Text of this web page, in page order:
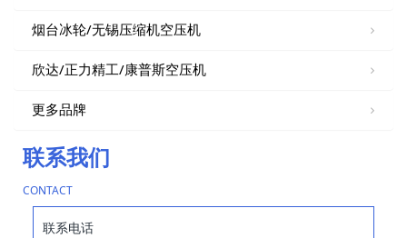
烟台冰轮/无锡压缩机空压机
欣达/正力精工/康普斯空压机
更多品牌
联系我们
CONTACT
联系电话